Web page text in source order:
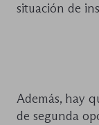
situación de
Además, hay
de segunda